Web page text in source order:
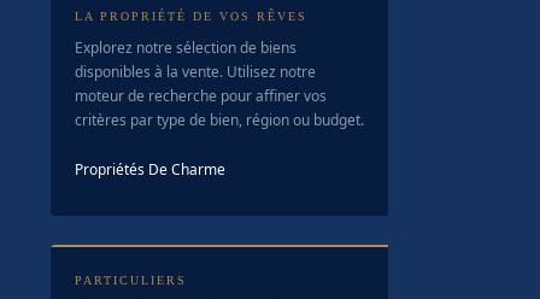
LA PROPRIÉTÉ DE VOS RÊVES
Explorez notre sélection de biens
disponibles à la vente. Utilisez notre
moteur de recherche pour affiner vos
critères par type de bien, région ou budget.
Propriétés De Charme
PARTICULIERS